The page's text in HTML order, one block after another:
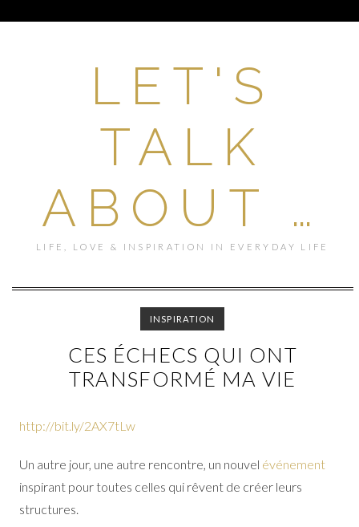
LET'S
TALK
ABOUT …
LIFE, LOVE & INSPIRATION IN EVERYDAY LIFE
INSPIRATION
CES ÉCHECS QUI ONT
TRANSFORMÉ MA VIE
http://bit.ly/2AX7tLw
Un autre jour, une autre rencontre, un nouvel événement
inspirant pour toutes celles qui rêvent de créer leurs
structures.